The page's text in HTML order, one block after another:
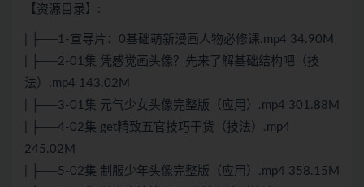
【资源目录】:
| ├──1-宣导片：0基础萌新漫画人物必修课.mp4 34.90M
| ├──2-01集 凭感觉画头像？先来了解基础结构吧（技
法）.mp4 143.02M
| ├──3-01集 元气少女头像完整版（应用）.mp4 301.88M
| ├──4-02集 get精致五官技巧干货（技法）.mp4
245.02M
| ├──5-02集 制服少年头像完整版（应用）.mp4 358.15M